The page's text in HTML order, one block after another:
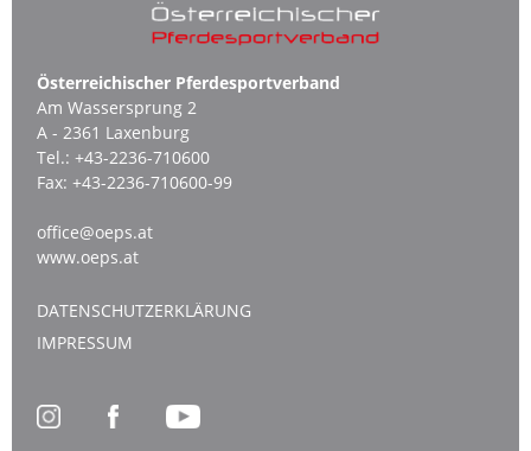
Österreichischer Pferdesportverband
Am Wassersprung 2
A - 2361 Laxenburg
Tel.: +43-2236-710600
Fax: +43-2236-710600-99
office@oeps.at
www.oeps.at
DATENSCHUTZERKLÄRUNG
IMPRESSUM